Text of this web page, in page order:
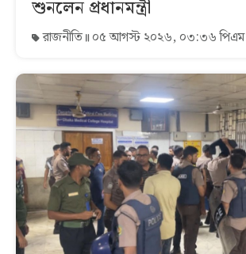
শুনলেন প্রধানমন্ত্রী
রাজনীতি ০৫ আগস্ট ২০২৬, ০৩:৩৬ পিএম